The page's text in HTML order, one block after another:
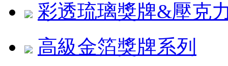
彩透琉璃獎牌&壓克
高級金箔獎牌系列